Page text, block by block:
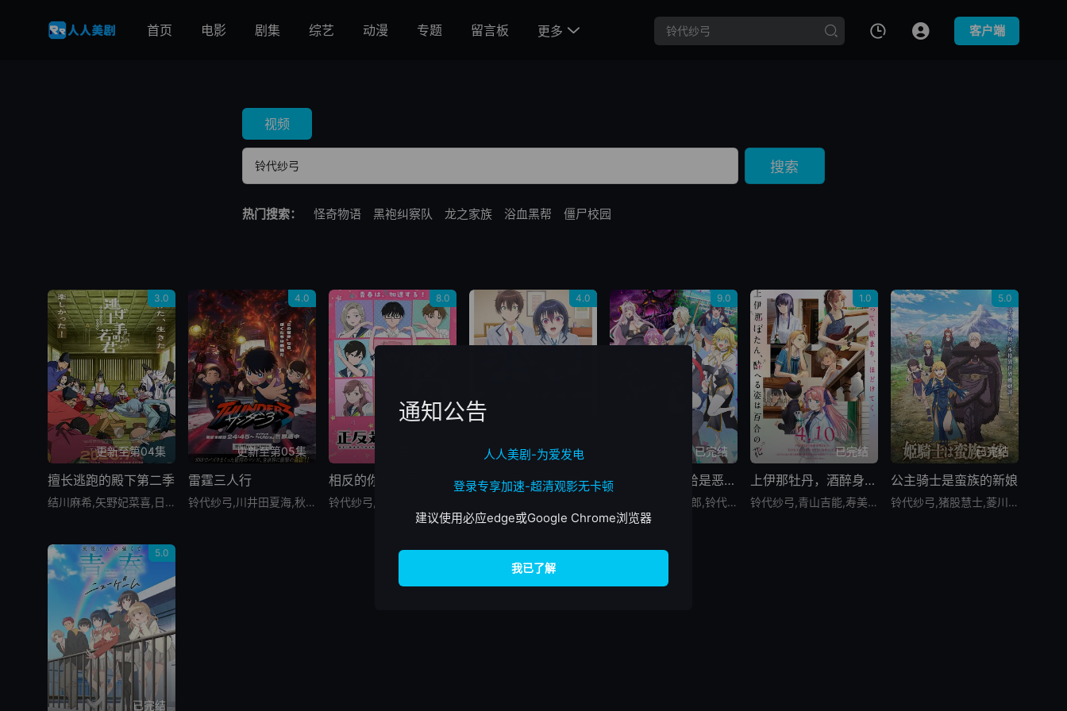
首页 电影 剧集 综艺 动漫 专题 留言板 更多  客户端
视频
搜索
热门搜索： 怪奇物语 黑袍纠察队 龙之家族 浴血黑帮 僵尸校园
3.0
更新至第04集
擅长逃跑的殿下第二季
结川麻希,矢野妃菜喜,日野麻里,铃代纱弓,悠木碧,户谷菊之介,中村悠一,小西克幸
4.0
更新至第05集
雷霆三人行
铃代纱弓,川井田夏海,秋山绘理,蜜蜂穗香
8.0
相反的你和我第二季
4.0
已完结
和班上第二可爱的女孩子成为了朋友
9.0
已完结
迦楠大人的白给是恶魔级
古贺葵,山下诚一郎,铃代纱弓,河濑茉希,七濑彩夏,和泉风花,远野光,南条爱乃,黑田崇矢,小仓唯,竹达彩奈,小林优
1.0
已完结
上伊那牡丹，酒醉身姿似百合花般
铃代纱弓,青山吉能,寿美菜子,天海由梨奈,富田美忧,河濑茉希
5.0
已完结
公主骑士是蛮族的新娘
铃代纱弓,猪股慧士,菱川花菜,丰崎爱生,富田美忧,神谷浩史,金元寿子,朝井彩加,小林裕介,久保由利香,相马康一,菊池康弘,辻亲八,大地叶
5.0
已完结
通知公告
人人美剧-为爱发电
登录专享加速-超清观影无卡顿
建议使用必应edge或Google Chrome浏览器